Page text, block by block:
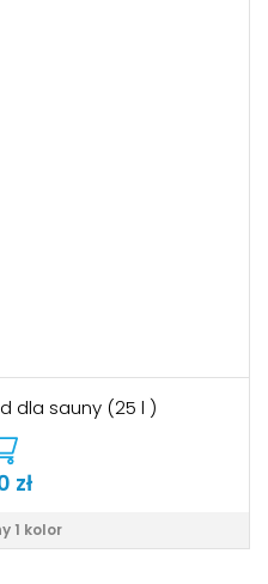
1 kolor
dla sauny (25 l )
zł